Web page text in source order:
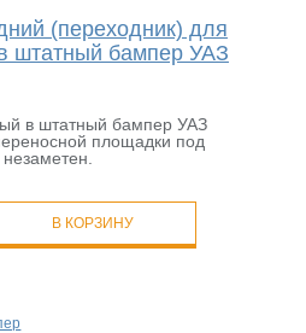
(переходник) для
штатный бампер УАЗ
в штатный бампер УАЗ
площадки под
В КОРЗИНУ